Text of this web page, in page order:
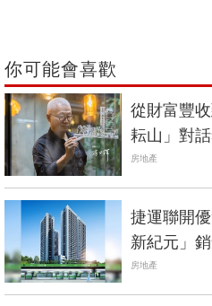
你可能會喜歡
從財富豐
耘山」對
房地產
捷運聯開
新紀元」
房地產